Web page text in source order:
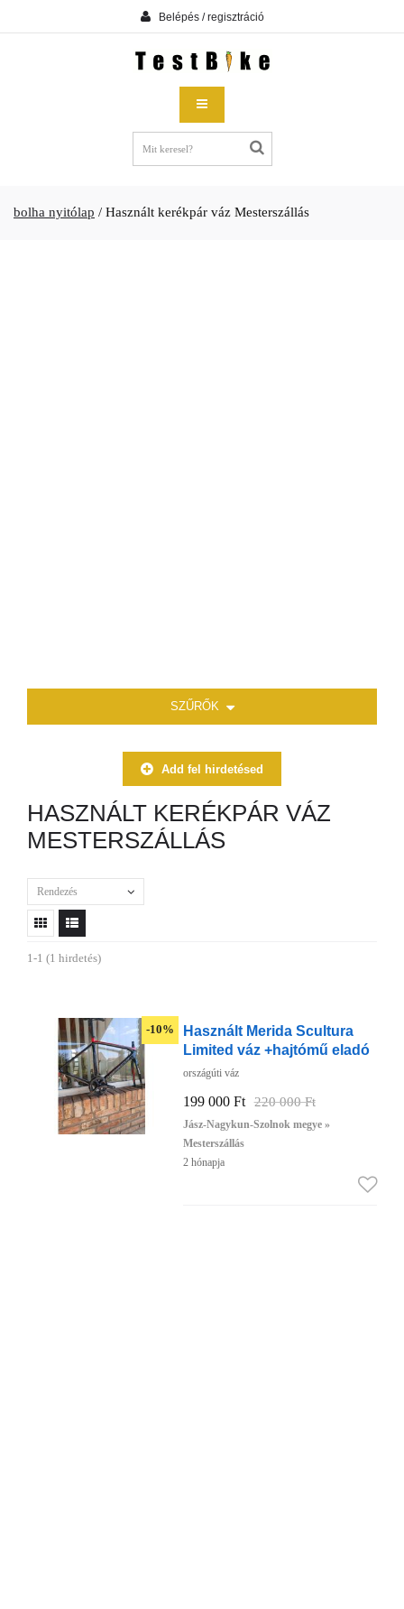
Belépés / regisztráció
bolha nyitólap / Használt kerékpár váz Mesterszállás
SZŰRŐK
Add fel hirdetésed
HASZNÁLT KERÉKPÁR VÁZ
MESTERSZÁLLÁS
Rendezés
1-1 (1 hirdetés)
-10%
Használt Merida Scultura
Limited váz +hajtómű eladó
országúti váz
199 000 Ft 220 000 Ft
Jász-Nagykun-Szolnok megye »
Mesterszállás
2 hónapja